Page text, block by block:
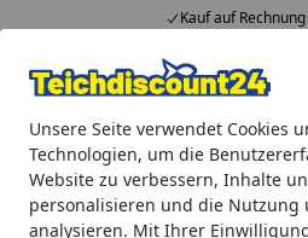
Unsere Seite verwendet Cookies
Technologien, um die
Website zu verbessern, Inhalte
personalisieren und die Nutzung
analysieren. Mit Ihrer
Kauf auf Rechnung
Alle Produkte
Mein Konto
Suchen
Startseite
Oase Abdeckkappe für